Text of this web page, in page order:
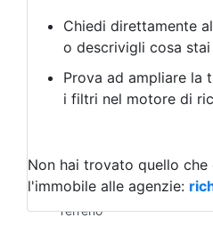
Albergo
Laboratorio Artigianale
Negozio/locale
Agriturismo
Magazzini
Qualsiasi
Terreno edificabile
Terreno
Chiedi direttamente
o descrivigli cosa
Prova ad ampliare la
i filtri nel motore di
Non hai trovato quello che
l'immobile alle agenzie: